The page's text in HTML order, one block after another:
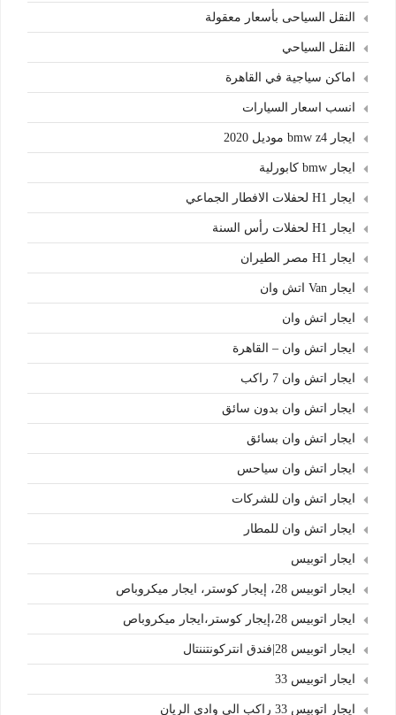
النقل السياحى بأسعار معقولة
النقل السياحي
اماكن سياجية في القاهرة
انسب اسعار السيارات
ايجار bmw z4 موديل 2020
ايجار bmw كابورلية
ايجار H1 لحفلات الافطار الجماعي
ايجار H1 لحفلات رأس السنة
ايجار H1 مصر الطيران
ايجار Van اتش وان
ايجار اتش وان
ايجار اتش وان – القاهرة
ايجار اتش وان 7 راكب
ايجار اتش وان بدون سائق
ايجار اتش وان بسائق
ايجار اتش وان سياحس
ايجار اتش وان للشركات
ايجار اتش وان للمطار
ايجار اتوبيس
ايجار اتوبيس 28، إيجار كوستر، ايجار ميكروباص
ايجار اتوبيس 28،إيجار كوستر،ايجار ميكروباص
ايجار اتوبيس 28|فندق انتركونتننتال
ايجار اتوبيس 33
ايجار اتوبيس 33 راكب الي وادي الريان